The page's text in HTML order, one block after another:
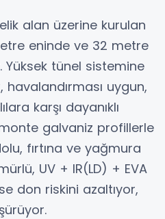
alan üzerine kurulan
eninde ve 32 metre
tünel sistemine
uygun,
karşı dayanıklı
galvaniz profillerle
fırtına ve yağmura
UV + IR(LD) + EVA
don riskini azaltıyor,